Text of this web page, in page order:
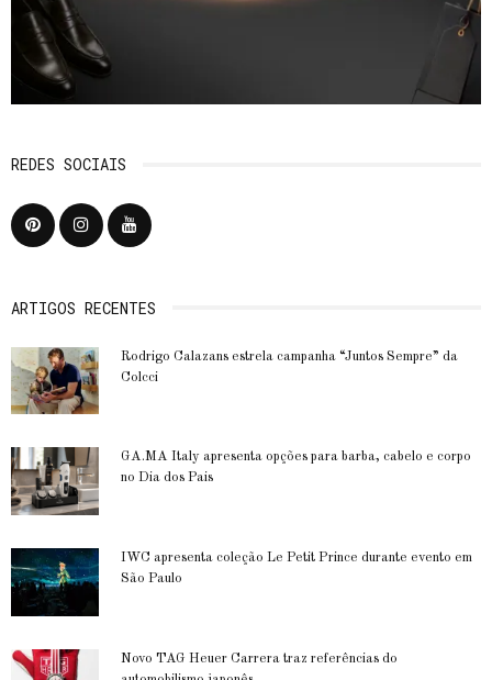
REDES SOCIAIS
ARTIGOS RECENTES
Rodrigo Calazans estrela campanha “Juntos Sempre” da
Colcci
GA.MA Italy apresenta opções para barba, cabelo e corpo
no Dia dos Pais
IWC apresenta coleção Le Petit Prince durante evento em
São Paulo
Novo TAG Heuer Carrera traz referências do